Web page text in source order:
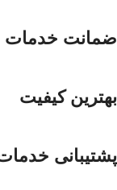
ضمانت خدمات
بهترین کیفیت
پشتیبانی